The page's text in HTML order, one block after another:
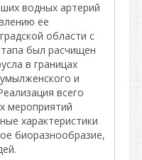
водных артерий
ее
области с
был расчищен
в границах
и
всего
мероприятий
характеристики
биоразнообразие,